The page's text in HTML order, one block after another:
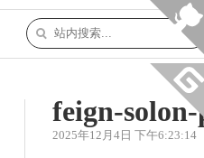
feign-
2025年12月4日 下午6:23:14